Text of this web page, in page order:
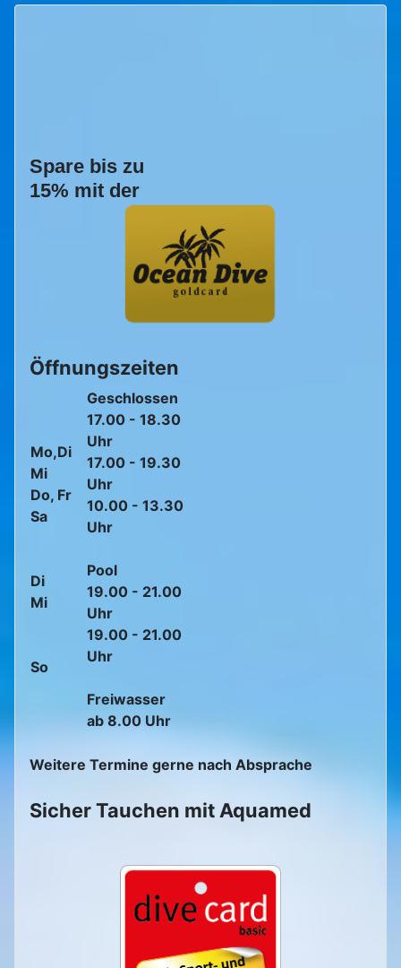
Spare bis zu
15% mit der
Öffnungszeiten
Mo,Di
Mi
Do, Fr
Sa
Di
Mi
So
Geschlossen
17.00 - 18.30
Uhr
17.00 - 19.30
Uhr
10.00 - 13.30
Uhr
Pool
19.00 - 21.00
Uhr
19.00 - 21.00
Uhr
Freiwasser
ab 8.00 Uhr
Weitere Termine gerne nach Absprache
Sicher Tauchen mit Aquamed